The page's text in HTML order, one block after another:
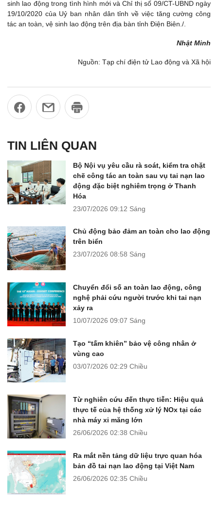
sinh lao động trong tình hình mới và Chỉ thị số 09/CT-UBND ngày
19/10/2020 của Uỷ ban nhân dân tỉnh về việc tăng cường công
tác an toàn, vệ sinh lao động trên địa bàn tỉnh Điện Biên./.
Nhật Minh
Nguồn: Tạp chí điện tử Lao động và Xã hội
TIN LIÊN QUAN
Bộ Nội vụ yêu cầu rà soát, kiểm tra chặt
chẽ công tác an toàn sau vụ tai nạn lao
động đặc biệt nghiêm trọng ở Thanh
Hóa
23/07/2026 09:12 Sáng
Chủ động bảo đảm an toàn cho lao động
trên biển
23/07/2026 08:58 Sáng
Chuyển đổi số an toàn lao động, công
nghệ phải cứu người trước khi tai nạn
xảy ra
10/07/2026 09:07 Sáng
Tạo “tấm khiên” bảo vệ công nhân ở
vùng cao
03/07/2026 02:29 Chiều
Từ nghiên cứu đến thực tiễn: Hiệu quả
thực tế của hệ thống xử lý NOx tại các
nhà máy xi măng lớn
26/06/2026 02:38 Chiều
Ra mắt nền tảng dữ liệu trực quan hóa
bản đồ tai nạn lao động tại Việt Nam
26/06/2026 02:35 Chiều